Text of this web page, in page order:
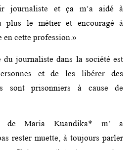
journaliste et ça m’a aidé à
plus le métier et encouragé à
cette profession.»
journaliste dans la société est
et de les libérer des
sont prisonniers à cause de
de Maria Kuandika* m’ a
rester muette, à toujours parler